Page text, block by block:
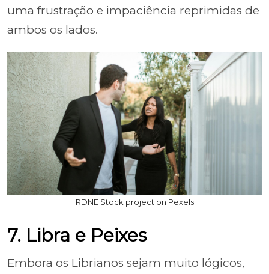
uma frustração e impaciência reprimidas de
ambos os lados.
RDNE Stock project on Pexels
7. Libra e Peixes
Embora os Librianos sejam muito lógicos,